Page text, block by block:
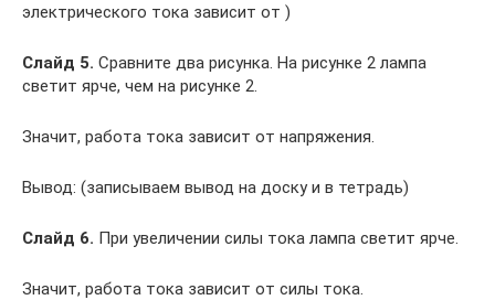
электрического тока зависит от )
Слайд 5. Сравните два рисунка. На рисунке 2 лампа
светит ярче, чем на рисунке 2.
Значит, работа тока зависит от напряжения.
Вывод: (записываем вывод на доску и в тетрадь)
Слайд 6. При увеличении силы тока лампа светит ярче.
Значит, работа тока зависит от силы тока.